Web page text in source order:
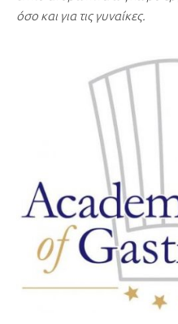
όσο και για τις γυναίκες.